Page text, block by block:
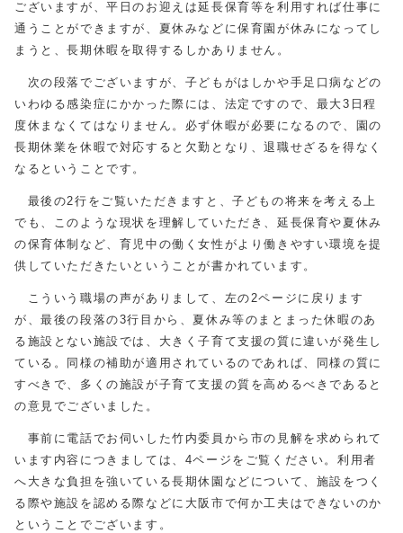
ございますが、平日のお迎えは延長保育等を利用すれば仕事に
通うことができますが、夏休みなどに保育園が休みになってし
まうと、長期休暇を取得するしかありません。
次の段落でございますが、子どもがはしかや手足口病などの
いわゆる感染症にかかった際には、法定ですので、最大3日程
度休まなくてはなりません。必ず休暇が必要になるので、園の
長期休業を休暇で対応すると欠勤となり、退職せざるを得なく
なるということです。
最後の2行をご覧いただきますと、子どもの将来を考える上
でも、このような現状を理解していただき、延長保育や夏休み
の保育体制など、育児中の働く女性がより働きやすい環境を提
供していただきたいということが書かれています。
こういう職場の声がありまして、左の2ページに戻ります
が、最後の段落の3行目から、夏休み等のまとまった休暇のあ
る施設とない施設では、大きく子育て支援の質に違いが発生し
ている。同様の補助が適用されているのであれば、同様の質に
すべきで、多くの施設が子育て支援の質を高めるべきであると
の意見でございました。
事前に電話でお伺いした竹内委員から市の見解を求められて
います内容につきましては、4ページをご覧ください。利用者
へ大きな負担を強いている長期休園などについて、施設をつく
る際や施設を認める際などに大阪市で何か工夫はできないのか
ということでございます。